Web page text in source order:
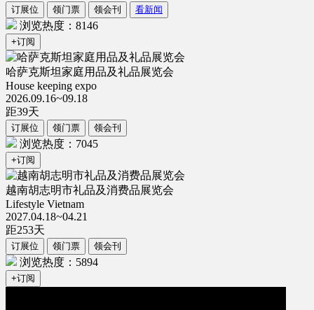
订展位 领门票 领会刊 看新闻
浏览热度：8146
+订阅
哈萨克斯坦家庭用品及礼品展览会
House keeping expo
2026.09.16~09.18
距39天
订展位 领门票 领会刊
浏览热度：7045
+订阅
越南胡志明市礼品及消费品展览会
Lifestyle Vietnam
2027.04.18~04.21
距253天
订展位 领门票 领会刊
浏览热度：5894
+订阅